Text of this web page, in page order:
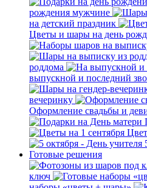
рождения мужчине
на детский праздник
Цветы и шары на день
роддома
выпускной и последний
вечеринку
Оформление свадьбы и
Готовые решения
ключ